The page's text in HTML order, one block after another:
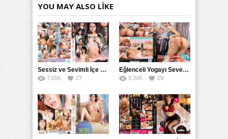
Arkadaşından İntikam İstemesini İzleyin: Erkek Annesinin İçin
İstemesini İzleyin: Erkek Annesinin İçin Annenin Yardımına
Muhtaç porno izle,Arkadaşından İntikam İstemesini İzleyin:
Erkek Annesinin İçin Annenin Yardımına Muhtaç türkçe
altyazılı izle
YOU MAY ALSO LIKE
Sessiz ve Sevimli İçe Dönükler İçin Kremalı Pastalar: 后藤えmi ve KTRA’nın Özel Tarifesi
7.05K 27
Eğlenceli Yogayı Seven Bir Kadınla Seks Deneyimi
8.30K 29